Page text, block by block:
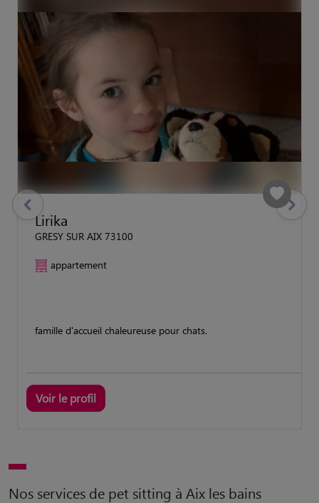
Lirika
GRESY SUR AIX 73100
appartement
famille d'accueil chaleureuse pour chats.
Voir le profil
previous Suivant
Nos services de pet sitting à Aix les bains